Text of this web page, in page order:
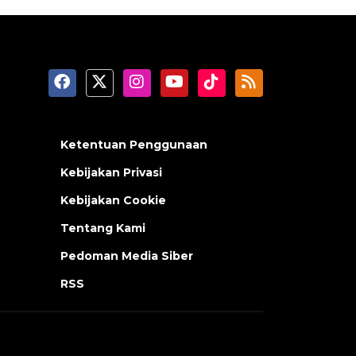
Ketentuan Penggunaan
Kebijakan Privasi
Kebijakan Cookie
Tentang Kami
Pedoman Media Siber
RSS